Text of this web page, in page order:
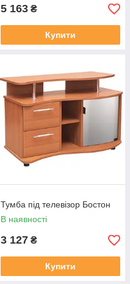
5 163 ₴
Купити
Тумба під телевізор Бостон
В наявності
3 127 ₴
Купити